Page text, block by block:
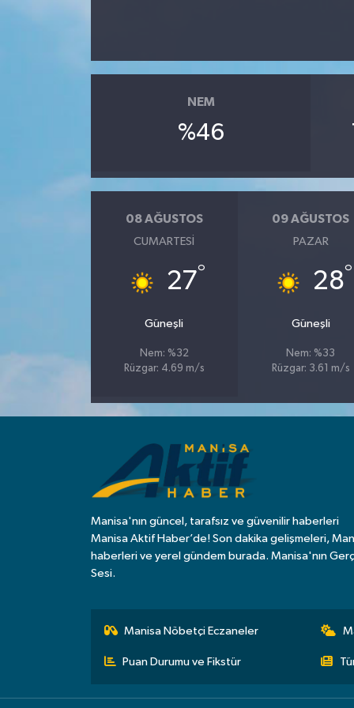
NEM
%46
08 AĞUSTOS
CUMARTESI
27°
Güneşli
Nem: %32
Rüzgar: 4.69 m/s
09 AĞUSTOS
PAZAR
28°
Güneşli
Nem: %33
Rüzgar: 3.61 m/s
Manisa'nın güncel, tarafsız ve güvenilir haberleri
Manisa Aktif Haber’de! Son dakika gelişmeleri,
haberleri ve yerel gündem burada. Manisa'nın
Sesi.
Manisa Nöbetçi Eczaneler
Puan Durumu ve Fikstür